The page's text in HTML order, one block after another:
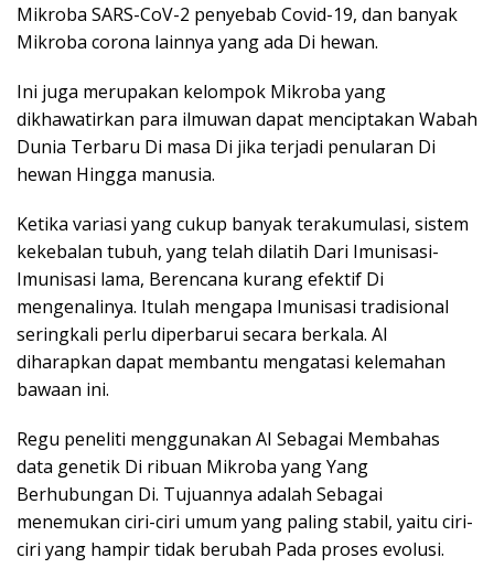
Mikroba SARS-CoV-2 penyebab Covid-19, dan banyak
Mikroba corona lainnya yang ada Di hewan.
Ini juga merupakan kelompok Mikroba yang
dikhawatirkan para ilmuwan dapat menciptakan Wabah
Dunia Terbaru Di masa Di jika terjadi penularan Di
hewan Hingga manusia.
Ketika variasi yang cukup banyak terakumulasi, sistem
kekebalan tubuh, yang telah dilatih Dari Imunisasi-
Imunisasi lama, Berencana kurang efektif Di
mengenalinya. Itulah mengapa Imunisasi tradisional
seringkali perlu diperbarui secara berkala. AI
diharapkan dapat membantu mengatasi kelemahan
bawaan ini.
Regu peneliti menggunakan AI Sebagai Membahas
data genetik Di ribuan Mikroba yang Yang
Berhubungan Di. Tujuannya adalah Sebagai
menemukan ciri-ciri umum yang paling stabil, yaitu ciri-
ciri yang hampir tidak berubah Pada proses evolusi.